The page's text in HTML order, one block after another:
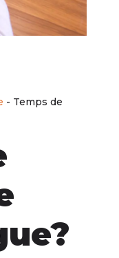
- Temps de